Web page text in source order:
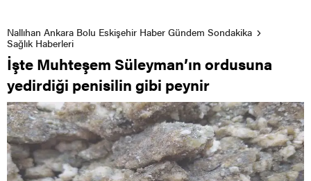
Nallıhan Ankara Bolu Eskişehir Haber Gündem Sondakika
Sağlık Haberleri
İşte Muhteşem Süleyman’ın ordusuna
yedirdiği penisilin gibi peynir